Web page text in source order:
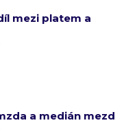
mezi platem a
a medián mezd